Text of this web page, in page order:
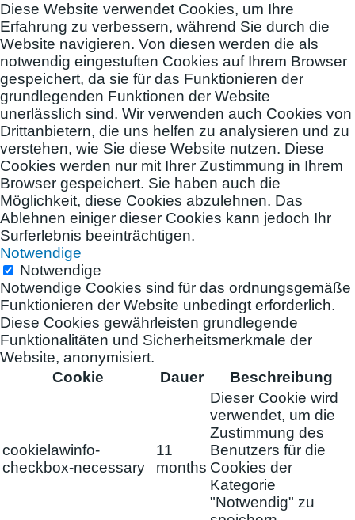
Diese Website verwendet Cookies, um Ihre
Erfahrung zu verbessern, während Sie durch die
Website navigieren. Von diesen werden die als
notwendig eingestuften Cookies auf Ihrem Browser
gespeichert, da sie für das Funktionieren der
grundlegenden Funktionen der Website
unerlässlich sind. Wir verwenden auch Cookies von
Drittanbietern, die uns helfen zu analysieren und zu
verstehen, wie Sie diese Website nutzen. Diese
Cookies werden nur mit Ihrer Zustimmung in Ihrem
Browser gespeichert. Sie haben auch die
Möglichkeit, diese Cookies abzulehnen. Das
Ablehnen einiger dieser Cookies kann jedoch Ihr
Surferlebnis beeinträchtigen.
Notwendige
Notwendige
Notwendige Cookies sind für das ordnungsgemäße
Funktionieren der Website unbedingt erforderlich.
Diese Cookies gewährleisten grundlegende
Funktionalitäten und Sicherheitsmerkmale der
Website, anonymisiert.
Cookie
Dauer Beschreibung
cookielawinfo-
checkbox-necessary
11
months
Dieser Cookie wird
verwendet, um die
Zustimmung des
Benutzers für die
Cookies der
Kategorie
"Notwendig" zu